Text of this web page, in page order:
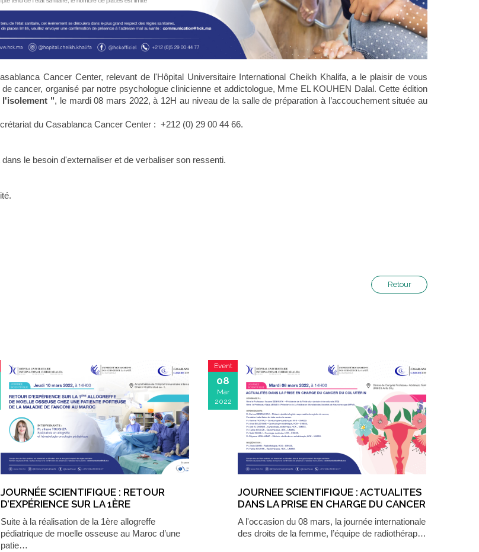
Cancer Center, relevant de l'Hôpital Universitaire International Cheikh Khalifa, a le plaisir de vous
cancer, organisé par notre psychologue clinicienne et addictologue, Mme EL KOUHEN Dalal. Cette édition
l'isolement ", le mardi 08 mars 2022, à 12H au niveau de la salle de préparation à l’accouchement située au
du Casablanca Cancer Center : +212 (0) 29 00 44 66.
le besoin d'externaliser et de verbaliser son ressenti.
Retour
JOURNÉE SCIENTIFIQUE : RETOUR
D’EXPÉRIENCE SUR LA 1ÈRE
ALLOGREFFE DE MOELLE OSSEUSE
CHEZ UNE PATIENTE PORTEUSE DE LA
MALADIE DE FANCONI AU MAROC
Suite à la réalisation de la 1ère allogreffe
pédiatrique de moelle osseuse au Maroc d’une
patie…
Event
08
Mar
2022
JOURNEE SCIENTIFIQUE : ACTUALITES
DANS LA PRISE EN CHARGE DU CANCER
DU COL UTÉRIN
A l'occasion du 08 mars, la journée internationale
des droits de la femme, l’équipe de radiothérap…